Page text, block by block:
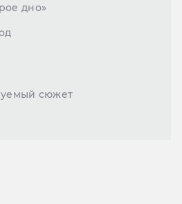
дно»
сюжет